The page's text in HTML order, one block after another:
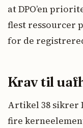
at DPO’en
flest ressourcer
for de
Krav til
Artikel 38 sikrer
fire